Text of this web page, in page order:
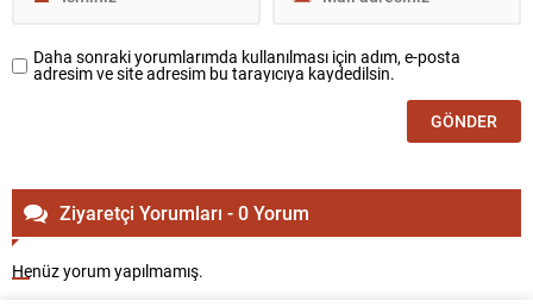
Daha sonraki yorumlarımda kullanılması için adım, e-posta
adresim ve site adresim bu tarayıcıya kaydedilsin.
Ziyaretçi Yorumları - 0 Yorum
Henüz yorum yapılmamış.